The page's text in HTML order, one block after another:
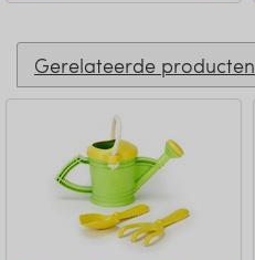
Gerelateerde producten